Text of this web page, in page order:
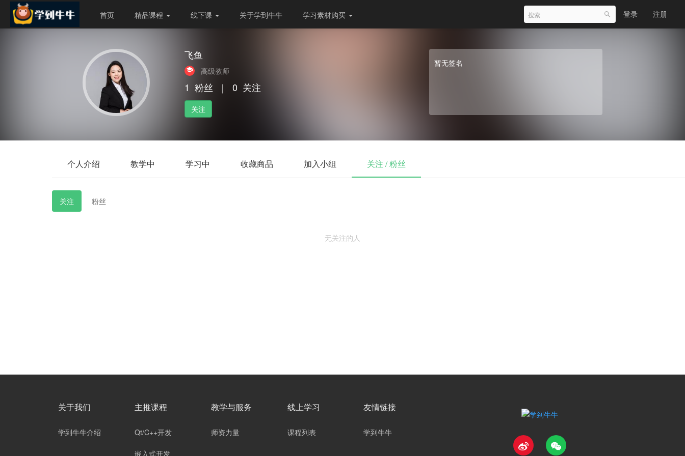
首页 精品课程 线下课 关于学到牛牛 学习素材购买 登录 注册
飞鱼
高级教师
1 粉丝 ｜ 0 关注
关注
暂无签名
个人介绍 教学中 学习中 收藏商品 加入小组 关注 / 粉丝
关注 粉丝
无关注的人
关于我们
学到牛牛介绍
主推课程
Qt/C++开发
嵌入式开发
教学与服务
师资力量
线上学习
课程列表
友情链接
学到牛牛